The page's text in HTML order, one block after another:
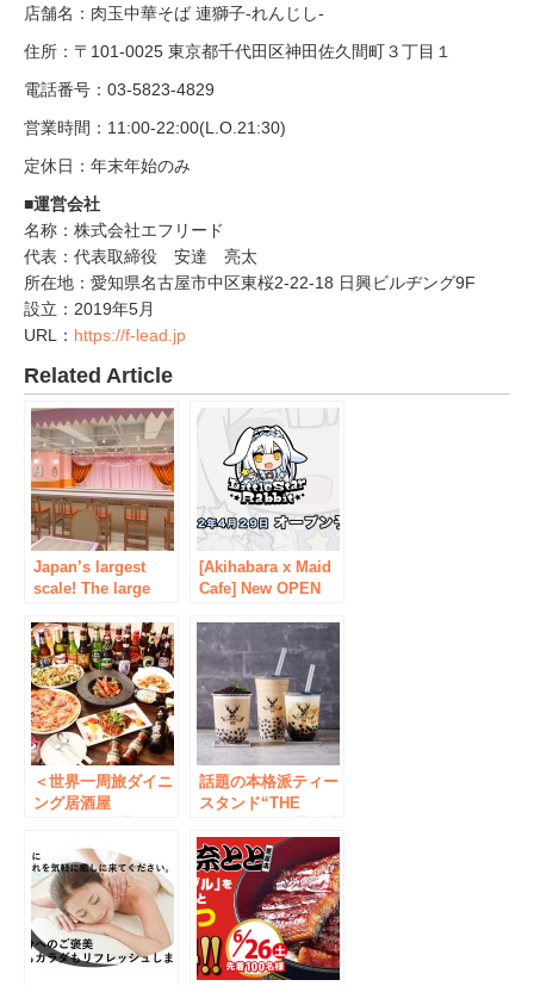
店舗名：⾁⽟中華そば 連獅子-れんじし-
住所：〒101-0025 東京都千代田区神田佐久間町３丁目１
電話番号：03-5823-4829
営業時間：11:00-22:00(L.O.21:30)
定休⽇：年末年始のみ
■運営会社
名称：株式会社エフリード
代表：代表取締役 安達 亮太
所在地：愛知県名古屋市中区東桜2-22-18 日興ビルヂング9F
設立：2019年5月
URL： https://f-lead.jp
Related Article
Japan’s largest
scale! The large
Cafe AKIBA
Cultures Zone”,
which boasts 152
tsubo, will open its
grand opening on
Saturday, February
12, 2022!
[Akihabara x Maid
Cafe] New OPEN
4 years from TOY
GROUP ★ New
store maid cafe
“Little Star Rabbit”
with the concept of
stars and rabbits
＜世界一周旅ダイニ
ング居酒屋
店＞ OPEN 11周年
記念の感謝企画を
10/18より開催！
話題の本格派ティー
スタンド“THE
と、祐天寺店の2店
舗をNEW OPEN！